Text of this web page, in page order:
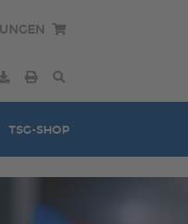
TSG-SHOP